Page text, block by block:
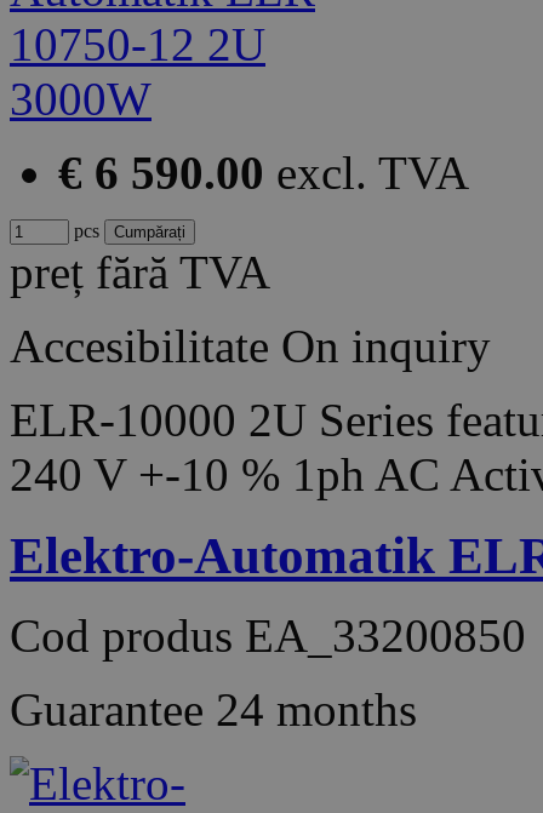
€ 6 590.00 excl. TVA
pcs
preț fără TVA
Accesibilitate On inquiry
ELR-10000 2U Series
240 V +-10 % 1ph AC
Elektro-Automatik
Cod produs EA_33200850
Guarantee 24 months